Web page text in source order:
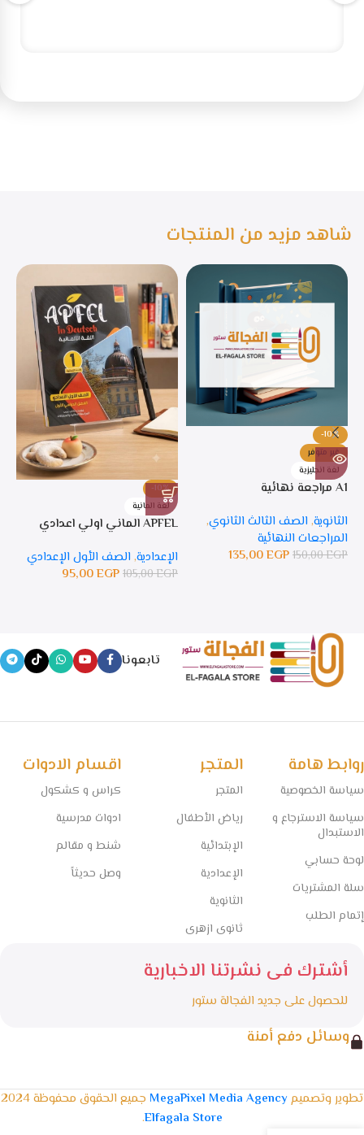
شاهد مزيد من المنتجات
-10%
غير متوفر
لغة انجليزية
A1 مراجعة نهائية
الثانوية, الصف الثالث الثانوي,
المراجعات النهائية
150,00EGP
135,00EGP
-10%
لغة المانية
APFEL الماني اولي اعدادي
الإعدادية, الصف الأول الإعدادي
105,00EGP
95,00EGP
تابعونا
روابط هامة
سياسة الخصوصية
سياسة الاسترجاع و
الاستبدال
لوحة حسابي
سلة المشتريات
إتمام الطلب
المتجر
المتجر
رياض الأطفال
الإبتدائية
الإعدادية
الثانوية
ثانوى ازهرى
اقسام الادوات
كراس و كشكول
ادوات مدرسية
شنط و مقالم
وصل حديثاً
أشترك فى نشرتنا الاخبارية
للحصول على جديد الفجالة ستور
وسائل دفع أمنة
تطوير وتصميمMegaPixel Media Agency جميع الحقوق محفوظة 2024
Elfagala Store
.